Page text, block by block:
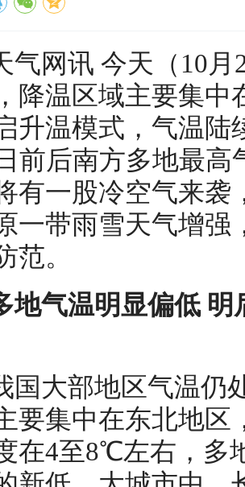
气网讯 今天（10
降温区域主要集中
升温模式，气温
前后南方多地最
有一股冷空气来
一带雨雪天气增强
范。
地气温明显偏低
国大部地区气温仍
要集中在东北地区
在4至8℃左右，多